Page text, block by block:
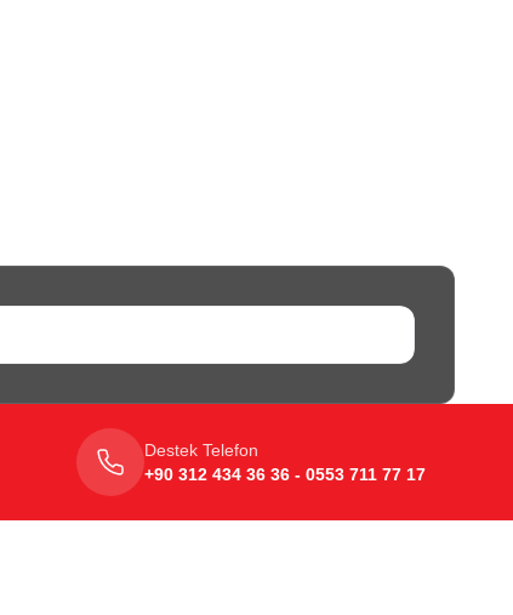
Destek Telefon
+90 312 434 36 36 - 0553 711 77 17